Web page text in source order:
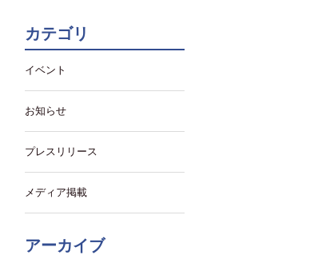
カテゴリ
イベント
お知らせ
プレスリリース
メディア掲載
アーカイブ